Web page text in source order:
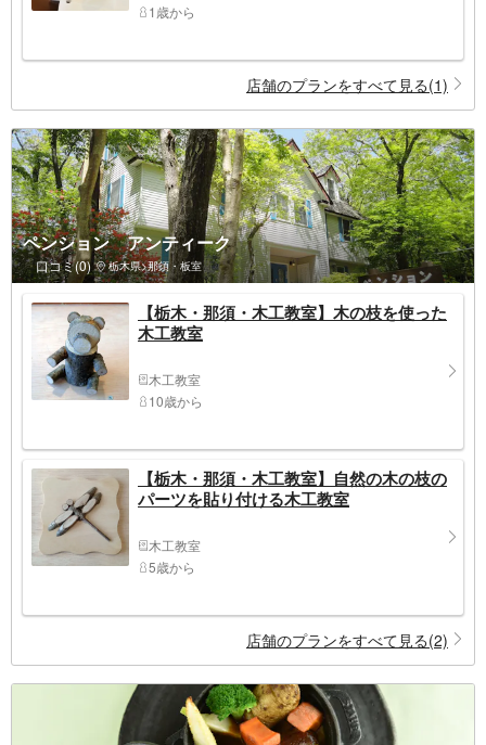
1歳から
店舗のプランをすべて見る(1)
ペンション アンティーク
口コミ(0) 栃木県>那須・板室
【栃木・那須・木工教室】木の枝を使った
木工教室
木工教室
10歳から
【栃木・那須・木工教室】自然の木の枝の
パーツを貼り付ける木工教室
木工教室
5歳から
店舗のプランをすべて見る(2)